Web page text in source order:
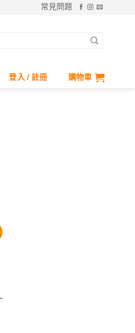
常見問題
登入 / 註冊 購物車
漁夫帽-童 數量